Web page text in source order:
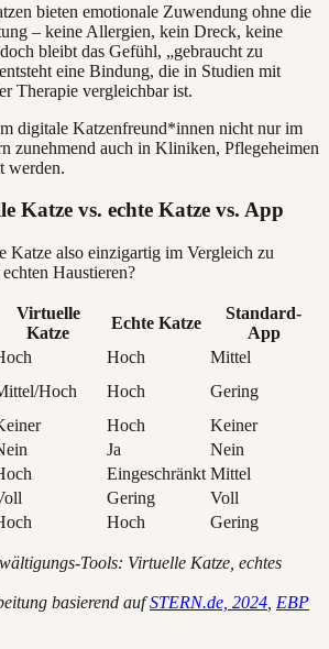
bieten emotionale Zuwendung ohne die
– keine Allergien, kein Dreck, keine
bleibt das Gefühl, „gebraucht zu
eine Bindung, die in Studien mit
Therapie vergleichbar ist.
digitale Katzenfreund*innen nicht nur im
zunehmend auch in Kliniken, Pflegeheimen
werden.
Katze vs. echte Katze vs. App
Katze also einzigartig im Vergleich zu
Haustieren?
Virtuelle
Katze
Echte Katze
Standard-
App
Hoch
Mittel
Hoch Hoch
Gering
Hoch
Keiner
Ja
Nein
Eingeschränkt Mittel
Gering
Voll
Hoch Gering
Tools: Virtuelle Katze, echtes
basierend aufSTERN.de, 2024 EBP